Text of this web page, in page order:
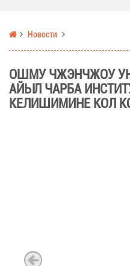
Новости
ОШМУ ЧЖЭНЧЖОУ
АЙЫЛ ЧАРБА
КЕЛИШИМИНЕ КОЛ